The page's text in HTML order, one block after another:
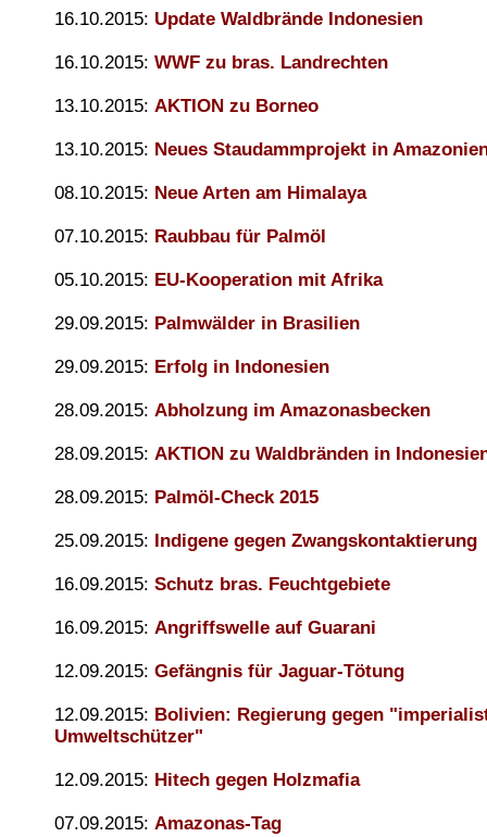
16.10.2015: Update Waldbrände Indonesien
16.10.2015: WWF zu bras. Landrechten
13.10.2015: AKTION zu Borneo
13.10.2015: Neues Staudammprojekt in
08.10.2015: Neue Arten am Himalaya
07.10.2015: Raubbau für Palmöl
05.10.2015: EU-Kooperation mit Afrika
29.09.2015: Palmwälder in Brasilien
29.09.2015: Erfolg in Indonesien
28.09.2015: Abholzung im Amazonasbecken
28.09.2015: AKTION zu Waldbränden in
28.09.2015: Palmöl-Check 2015
25.09.2015: Indigene gegen Zwangskontaktierung
16.09.2015: Schutz bras. Feuchtgebiete
16.09.2015: Angriffswelle auf Guarani
12.09.2015: Gefängnis für Jaguar-Tötung
12.09.2015: Bolivien: Regierung gegen
Umweltschützer"
12.09.2015: Hitech gegen Holzmafia
07.09.2015: Amazonas-Tag